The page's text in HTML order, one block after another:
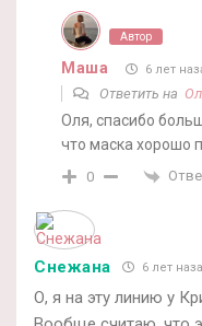
Автор
Маша 6 лет
Ответить на
Оля, спасибо
что маска хорошо
0
Снежана 6 лет
О, я на эту линию у